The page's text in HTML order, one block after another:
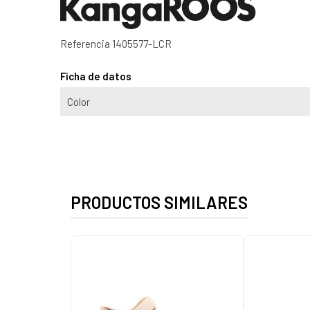
Referencia 1405577-LCR
Ficha de datos
Color
PRODUCTOS SIMILARES